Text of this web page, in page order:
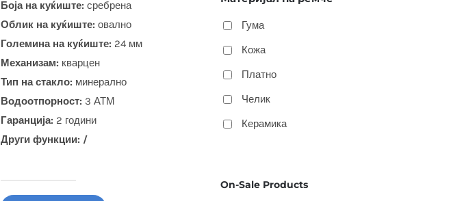
Боја на куќиште: сребрена
Облик на куќиште: овално
Големина на куќиште: 24 мм
Механизам: кварцен
Тип на стакло: минерално
Водоотпорност: 3 АТМ
Гаранција: 2 години
Други функции: /
Гума
Кожа
Платно
Челик
Керамика
On-Sale Products